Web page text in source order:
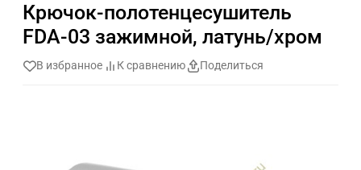
Крючок-полотенцесушитель
FDA-03 зажимной, латунь/хром
В избранное К сравнению Поделиться